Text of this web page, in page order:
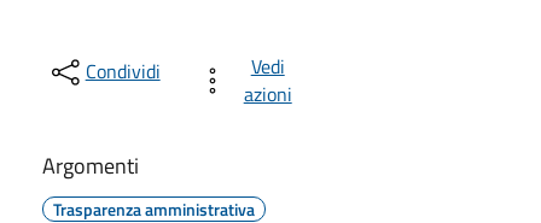
Condividi
Vedi
azioni
Argomenti
Trasparenza amministrativa